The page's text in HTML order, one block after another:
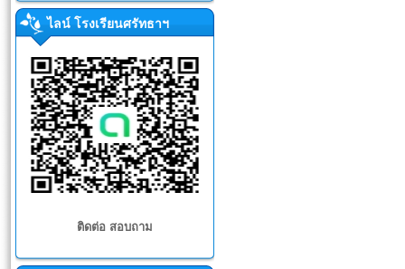
ไลน์ โรงเรียนศรัทธาฯ
ติดต่อ สอบถาม